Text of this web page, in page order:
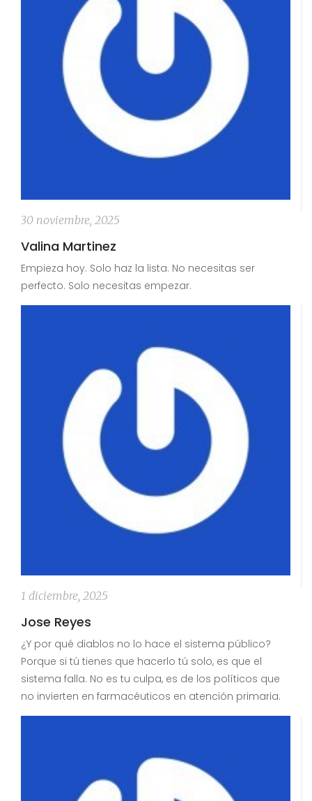
30 noviembre, 2025
Valina Martinez
Empieza hoy. Solo haz la lista. No necesitas ser
perfecto. Solo necesitas empezar.
1 diciembre, 2025
Jose Reyes
¿Y por qué diablos no lo hace el sistema público?
Porque si tú tienes que hacerlo tú solo, es que el
sistema falla. No es tu culpa, es de los políticos que
no invierten en farmacéuticos en atención primaria.